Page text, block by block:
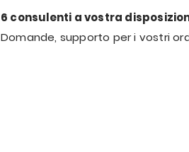
6 consulenti a vostra
Domande, supporto per i vostri